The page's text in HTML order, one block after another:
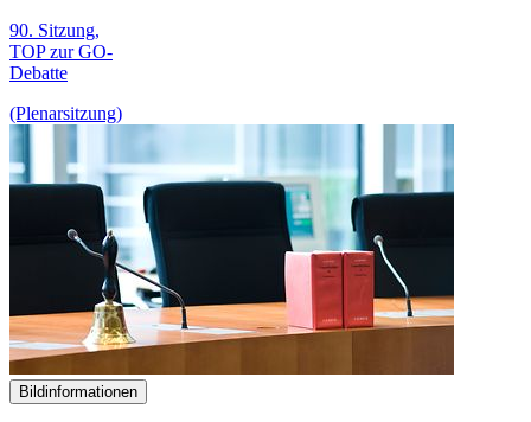
90. Sitzung,
TOP zur GO-
Debatte
(Plenarsitzung)
Bildinformationen